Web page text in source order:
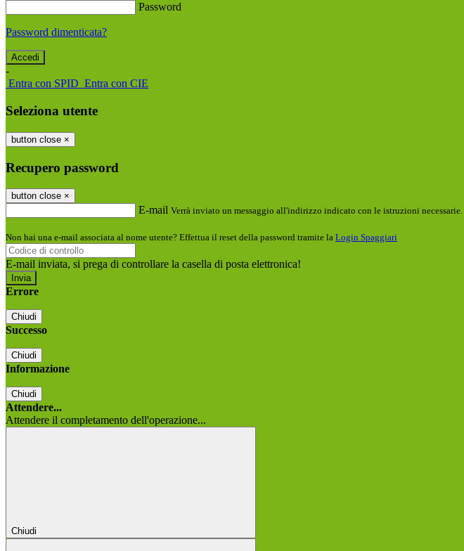
Password
Password dimenticata?
-
Entra con SPID Entra con CIE
Seleziona utente
button close ×
Recupero password
button close ×
E-mail Verrà inviato un messaggio all'indirizzo indicato con le istruzioni necessarie.
Non hai una e-mail associata al nome utente? Effettua il reset della password tramite la Login Spaggiari
E-mail inviata, si prega di controllare la casella di posta elettronica!
Errore
Chiudi
Successo
Chiudi
Informazione
Chiudi
Attendere...
Attendere il completamento dell'operazione...
Chiudi